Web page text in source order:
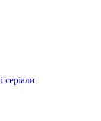
серіали